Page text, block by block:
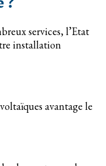
services, l’Etat
installation
avantage le